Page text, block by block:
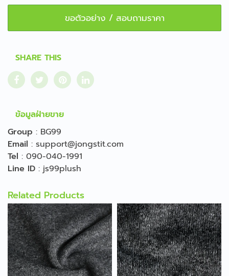
ขอตัวอย่าง / สอบถามราคา
SHARE THIS
ข้อมูลฝ่ายขาย
Group : BG99
Email : support@jongstit.com
Tel : 090-040-1991
Line ID : js99plush
Related Products